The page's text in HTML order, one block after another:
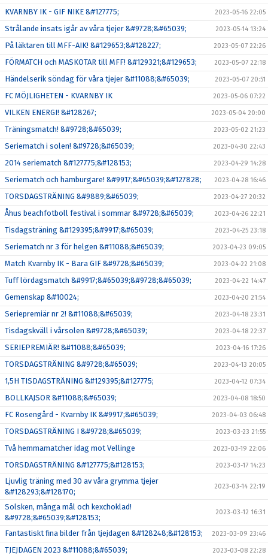
KVARNBY IK - GIF NIKE &#127775; 2023-05-16 22:05
Strålande insats igår av våra tjejer &#9728;&#65039; 2023-05-14 13:24
På läktaren till MFF-AIK! &#129653;&#128227; 2023-05-07 22:26
FÖRMATCH och MASKOTAR till MFF! &#129321;&#129653; 2023-05-07 22:18
Händelserik söndag för våra tjejer &#11088;&#65039; 2023-05-07 20:51
FC MÖJLIGHETEN - KVARNBY IK 2023-05-06 07:22
VILKEN ENERGI! &#128267; 2023-05-04 20:00
Träningsmatch! &#9728;&#65039; 2023-05-02 21:23
Seriematch i solen! &#9728;&#65039; 2023-04-30 22:43
2014 seriematch &#127775;&#128153; 2023-04-29 14:28
Seriematch och hamburgare! &#9917;&#65039;&#127828; 2023-04-28 16:46
TORSDAGSTRÄNING &#9889;&#65039; 2023-04-27 20:32
Åhus beachfotboll festival i sommar &#9728;&#65039; 2023-04-26 22:21
Tisdagsträning &#129395;&#9917;&#65039; 2023-04-25 23:18
Seriematch nr 3 för helgen &#11088;&#65039; 2023-04-23 09:05
Match Kvarnby IK - Bara GIF &#9728;&#65039; 2023-04-22 21:08
Tuff lördagsmatch &#9917;&#65039;&#9728;&#65039; 2023-04-22 14:47
Gemenskap &#10024; 2023-04-20 21:54
Seriepremiär nr 2! &#11088;&#65039; 2023-04-18 23:31
Tisdagskväll i vårsolen &#9728;&#65039; 2023-04-18 22:37
SERIEPREMIÄR! &#11088;&#65039; 2023-04-16 17:26
TORSDAGSTRÄNING &#9728;&#65039; 2023-04-13 20:05
1,5H TISDAGSTRÄNING &#129395;&#127775; 2023-04-12 07:34
BOLLKAJSOR &#11088;&#65039; 2023-04-08 18:50
FC Rosengård - Kvarnby IK &#9917;&#65039; 2023-04-03 06:48
TORSDAGSTRÄNING I &#9728;&#65039; 2023-03-23 21:55
Två hemmamatcher idag mot Vellinge 2023-03-19 22:06
TORSDAGSTRÄNING &#127775;&#128153; 2023-03-17 14:23
Ljuvlig träning med 30 av våra grymma tjejer
&#128293;&#128170;
2023-03-14 22:19
Solsken, många mål och kexchoklad!
&#9728;&#65039;&#128153;
2023-03-12 16:31
Fantastiskt fina bilder från tjejdagen &#128248;&#128153; 2023-03-09 23:46
TJEJDAGEN 2023 &#11088;&#65039; 2023-03-08 22:28